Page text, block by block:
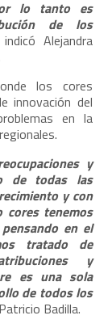
lo tanto es
de los
indicó Alejandra
los cores
innovación del
en la
y
de todas las
y con
cores tenemos
en el
tratado de
y
es una sola
de todos los
Badilla.